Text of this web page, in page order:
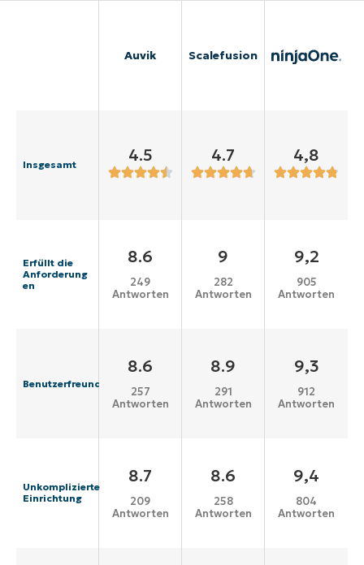
Auvik Scalefusion
Insgesamt 4.5 4.7 4,8
Erfüllt die
Anforderung
en
8.6
249
Antworten
9
282
Antworten
9,2
905
Antworten
Benutzerfreundlichkeit
8.6
257
Antworten
8.9
291
Antworten
9,3
912
Antworten
Unkomplizierte
Einrichtung
8.7
209
Antworten
8.6
258
Antworten
9,4
804
Antworten